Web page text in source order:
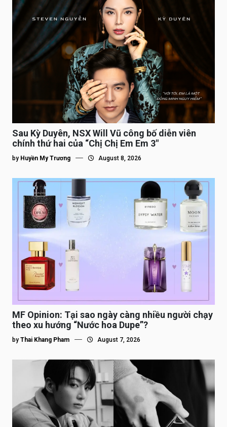
Sau Kỳ Duyên, NSX Will Vũ công bố diễn viên
chính thứ hai của “Chị Chị Em Em 3″
by Huyền My Trương August 8, 2026
MF Opinion: Tại sao ngày càng nhiều người chạy
theo xu hướng “Nước hoa Dupe”?
by Thai Khang Pham August 7, 2026